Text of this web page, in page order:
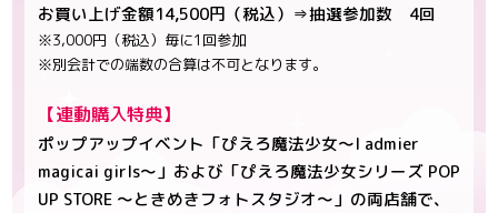
お買い上げ金額14,500円（税込）⇒抽選参加数 4回
※3,000円（税込）毎に1回参加
※別会計での端数の合算は不可となります。
【連動購入特典】
ポップアップイベント「ぴえろ魔法少女～I admier
magicai girls～」および「ぴえろ魔法少女シリーズ POP
UP STORE ～ときめきフォトスタジオ～」の両店舗で、